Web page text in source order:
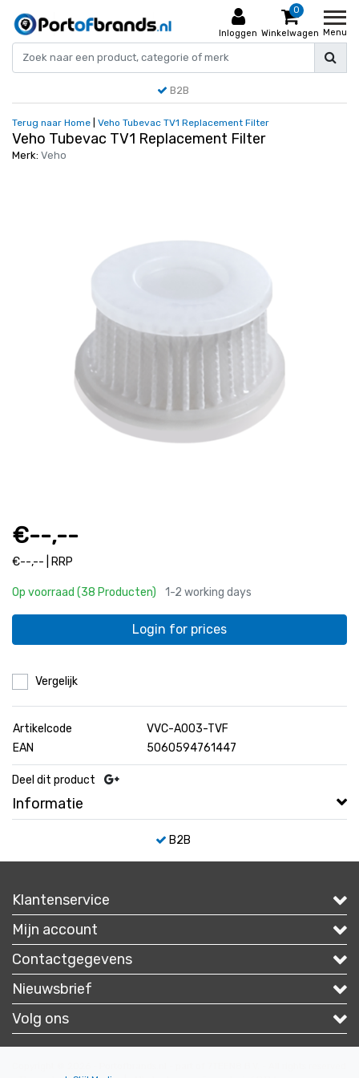
Inloggen
0
Winkelwagen Menu
B2B
Terug naar Home Veho Tubevac TV1 Replacement Filter
Veho Tubevac TV1 Replacement Filter
Merk: Veho
€--,--
€--,-- | RRP
Op voorraad (38 Producten) 1-2 working days
Login for prices
Vergelijk
Artikelcode
VVC-A003-TVF
EAN
5060594761447
Deel dit product
Informatie
B2B
Klantenservice
Mijn account
Contactgegevens
Nieuwsbrief
Volg ons